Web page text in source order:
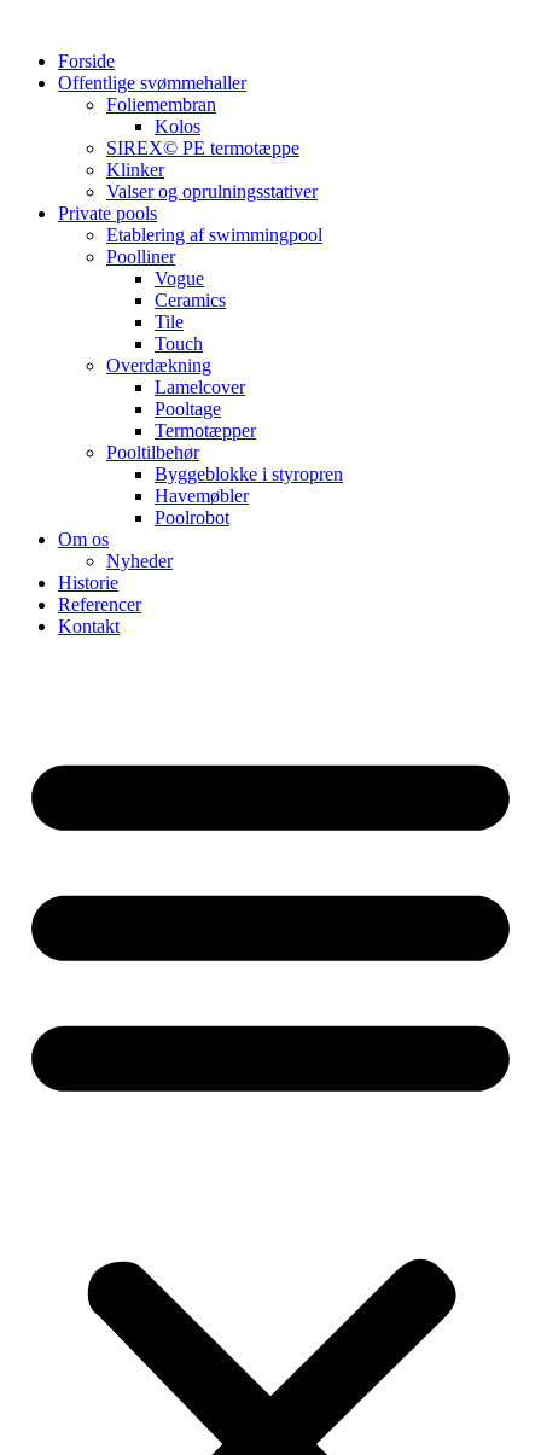
indholdForside
Offentlige svømmehaller
Foliemembran
Kolos
SIREX© PE termotæppe
Klinker
Valser og oprulningsstativer
Private pools
Etablering af swimmingpool
Poolliner
Vogue
Ceramics
Tile
Touch
Overdækning
Lamelcover
Pooltage
Termotæpper
Pooltilbehør
Byggeblokke i styropren
Havemøbler
Poolrobot
Om os
Nyheder
Historie
Referencer
Kontakt